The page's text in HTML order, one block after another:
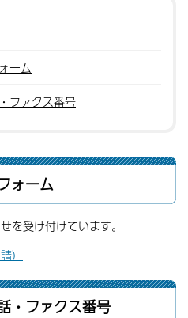
ーム
ファクス番号
ォーム
を受け付けています。
）
・ファクス番号